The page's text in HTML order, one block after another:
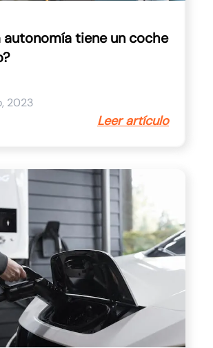
autonomía tiene un coche
2023
Leer artículo